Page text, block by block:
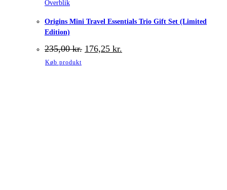
Overblik
Origins Mini Travel Essentials Trio Gift Set (Limited
Edition)
235,00kr. Den
oprindelige
176,25 kr.
Køb produkt